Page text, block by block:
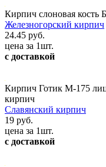
Кирпич слоновая кость
Железногорский кирпич
24.45 руб.
цена за 1шт.
с доставкой
Кирпич Готик М-175
кирпич
Славянский кирпич
19 руб.
цена за 1шт.
с доставкой